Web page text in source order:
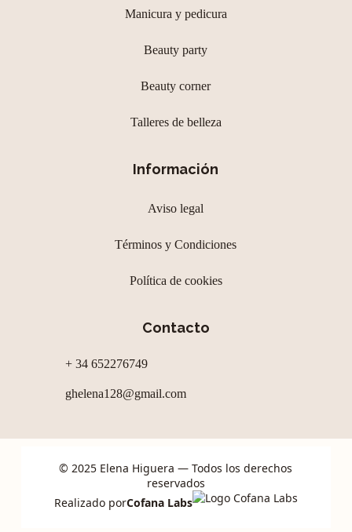
Manicura y pedicura
Beauty party
Beauty corner
Talleres de belleza
Información
Aviso legal
Términos y Condiciones
Política de cookies
Contacto
+ 34 652276749
ghelena128@gmail.com
© 2025 Elena Higuera — Todos los derechos
reservados
Realizado porCofana Labs